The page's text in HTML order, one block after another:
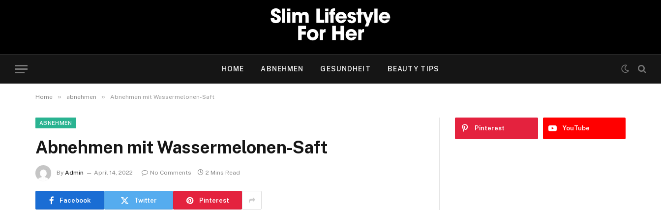
HOME ABNEHMEN GESUNDHEIT BEAUTY TIPS
Home » abnehmen » Abnehmen mit Wassermelonen-Saft
ABNEHMEN
Abnehmen mit Wassermelonen-Saft
By Admin April 14, 2022 No Comments 2 Mins Read
Facebook Twitter Pinterest
Pinterest YouTube